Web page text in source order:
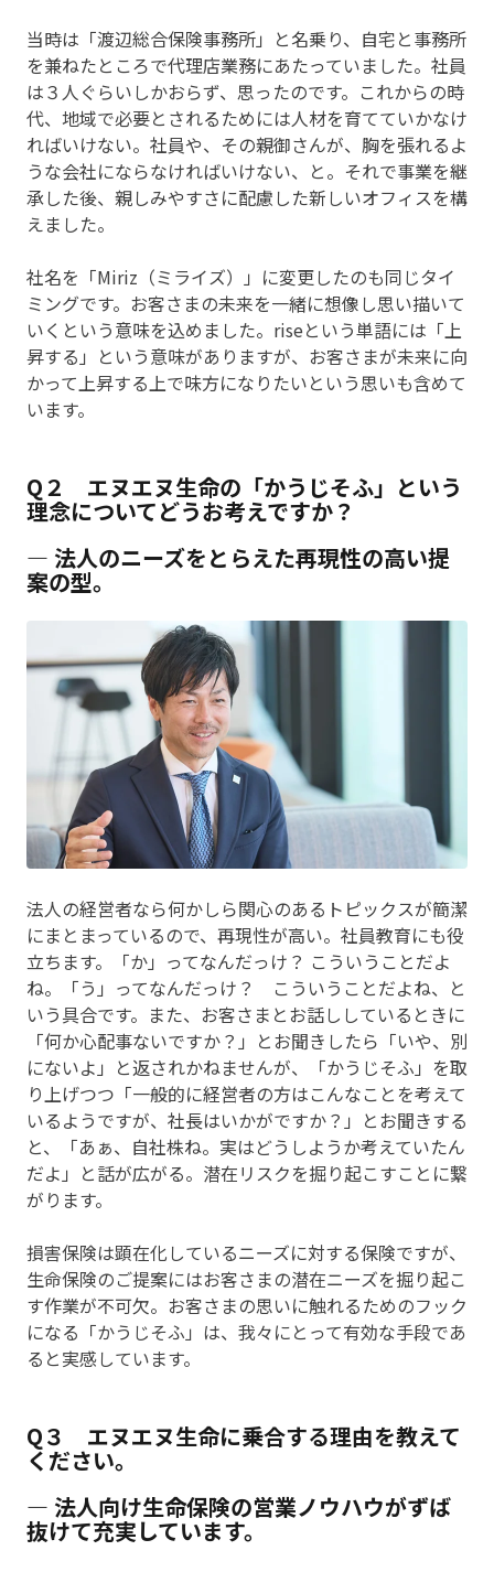
当時は「渡辺総合保険事務所」と名乗り、自宅と事務所
を兼ねたところで代理店業務にあたっていました。社員
は３人ぐらいしかおらず、思ったのです。これからの時
代、地域で必要とされるためには人材を育てていかなけ
ればいけない。社員や、その親御さんが、胸を張れるよ
うな会社にならなければいけない、と。それで事業を継
承した後、親しみやすさに配慮した新しいオフィスを構
えました。
社名を「Miriz（ミライズ）」に変更したのも同じタイ
ミングです。お客さまの未来を一緒に想像し思い描いて
いくという意味を込めました。riseという単語には「上
昇する」という意味がありますが、お客さまが未来に向
かって上昇する上で味方になりたいという思いも含めて
います。
Q２ エヌエヌ生命の「かうじそふ」という
理念についてどうお考えですか？
― 法人のニーズをとらえた再現性の高い提
案の型。
法人の経営者なら何かしら関心のあるトピックスが簡潔
にまとまっているので、再現性が高い。社員教育にも役
立ちます。「か」ってなんだっけ？ こういうことだよ
ね。「う」ってなんだっけ？ こういうことだよね、と
いう具合です。また、お客さまとお話ししているときに
「何か心配事ないですか？」とお聞きしたら「いや、別
にないよ」と返されかねませんが、「かうじそふ」を取
り上げつつ「一般的に経営者の方はこんなことを考えて
いるようですが、社長はいかがですか？」とお聞きする
と、「あぁ、自社株ね。実はどうしようか考えていたん
だよ」と話が広がる。潜在リスクを掘り起こすことに繋
がります。
損害保険は顕在化しているニーズに対する保険ですが、
生命保険のご提案にはお客さまの潜在ニーズを掘り起こ
す作業が不可欠。お客さまの思いに触れるためのフック
になる「かうじそふ」は、我々にとって有効な手段であ
ると実感しています。
Q３ エヌエヌ生命に乗合する理由を教えて
ください。
― 法人向け生命保険の営業ノウハウがずば
抜けて充実しています。